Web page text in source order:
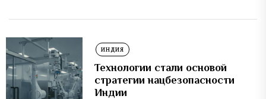
ИНДИЯ
Технологии стали основой
стратегии нацбезопасности
Индии